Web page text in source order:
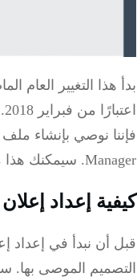
بدأ هذا التغيير
Manager. سيمكنك هذا
كيفية إعداد إعلان Messenger Home
قبل أن نبدأ في إعداد
التصميم الموصى بها.